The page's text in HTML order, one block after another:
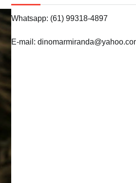
Whatsapp: (61) 99318-4897
E-mail: